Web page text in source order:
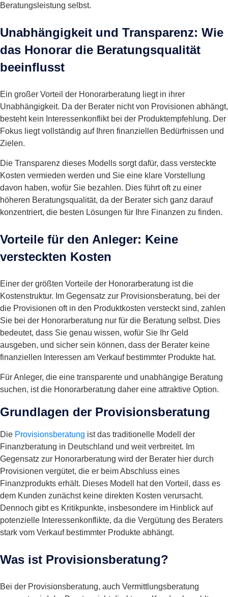
Beratungsleistung selbst.
Unabhängigkeit und Transparenz: Wie
das Honorar die Beratungsqualität
beeinflusst
Ein großer Vorteil der Honorarberatung liegt in ihrer
Unabhängigkeit. Da der Berater nicht von Provisionen abhängt,
besteht kein Interessenkonflikt bei der Produktempfehlung. Der
Fokus liegt vollständig auf Ihren finanziellen Bedürfnissen und
Zielen.
Die Transparenz dieses Modells sorgt dafür, dass versteckte
Kosten vermieden werden und Sie eine klare Vorstellung
davon haben, wofür Sie bezahlen. Dies führt oft zu einer
höheren Beratungsqualität, da der Berater sich ganz darauf
konzentriert, die besten Lösungen für Ihre Finanzen zu finden.
Vorteile für den Anleger: Keine
versteckten Kosten
Einer der größten Vorteile der Honorarberatung ist die
Kostenstruktur. Im Gegensatz zur Provisionsberatung, bei der
die Provisionen oft in den Produktkosten versteckt sind, zahlen
Sie bei der Honorarberatung nur für die Beratung selbst. Dies
bedeutet, dass Sie genau wissen, wofür Sie Ihr Geld
ausgeben, und sicher sein können, dass der Berater keine
finanziellen Interessen am Verkauf bestimmter Produkte hat.
Für Anleger, die eine transparente und unabhängige Beratung
suchen, ist die Honorarberatung daher eine attraktive Option.
Grundlagen der Provisionsberatung
Die Provisionsberatung ist das traditionelle Modell der
Finanzberatung in Deutschland und weit verbreitet. Im
Gegensatz zur Honorarberatung wird der Berater hier durch
Provisionen vergütet, die er beim Abschluss eines
Finanzprodukts erhält. Dieses Modell hat den Vorteil, dass es
dem Kunden zunächst keine direkten Kosten verursacht.
Dennoch gibt es Kritikpunkte, insbesondere im Hinblick auf
potenzielle Interessenkonflikte, da die Vergütung des Beraters
stark vom Verkauf bestimmter Produkte abhängt.
Was ist Provisionsberatung?
Bei der Provisionsberatung, auch Vermittlungsberatung